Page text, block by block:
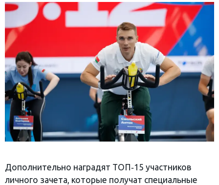
Дополнительно наградят ТОП‑15 участников
личного зачета, которые получат специальные